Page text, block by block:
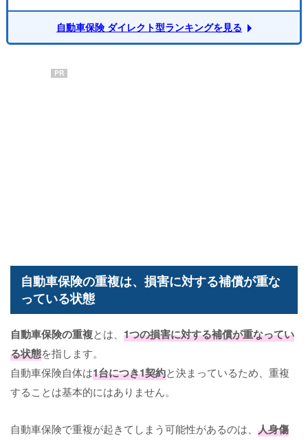
自動車保険 ダイレクト型ランキングを見る
PR
自動車保険の重複は、損害に対する補償が重な
っている状態
自動車保険の重複とは、 1つの損害に対する補償が重なってい
る状態を指します。
自動車保険自体は1台につき1契約と決まっているため、重複
することは基本的にはありません。
自動車保険で重複が起きてしまう可能性があるのは、 人身傷